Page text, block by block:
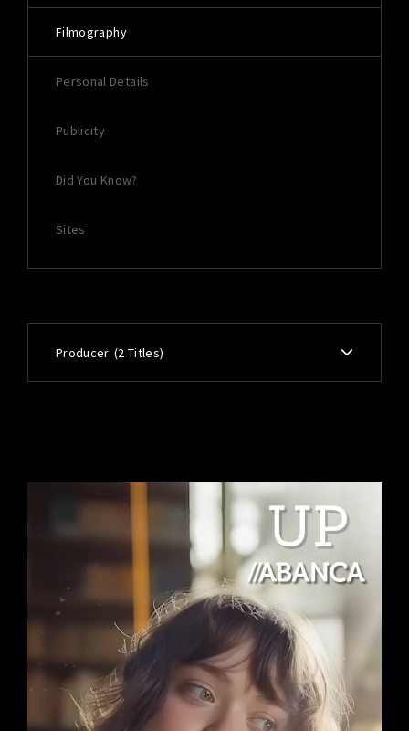
Filmography
Personal Details
Publicity
Did You Know?
Sites
Producer 2 Titles